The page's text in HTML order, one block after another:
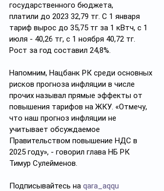
государственного бюджета,
платили до 2023 32,79 тг. С 1 января
тариф вырос до 35,75 тг за 1 кВтч, с 1
июля - 40,26 тг, с 1 ноября 40,72 тг.
Рост за год составил 24,8%.
Напомним, Нацбанк РК среди основных
рисков прогноза инфляции в числе
прочих называл прямые эффекты от
повышения тарифов на ЖКУ. «Отмечу,
что наш прогноз инфляции не
учитывает обсуждаемое
Правительством повышение НДС в
2025 году», - говорил глава НБ РК
Тимур Сулейменов.
Подписывайтесь на qara_aqqu